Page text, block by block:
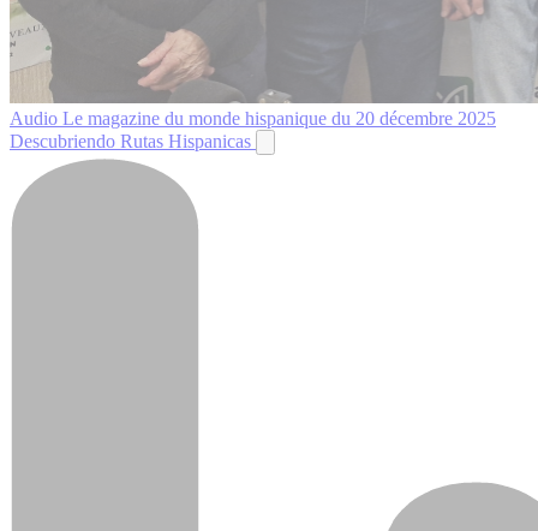
Audio Le magazine du monde hispanique du 20 décembre 2025
Descubriendo Rutas Hispanicas